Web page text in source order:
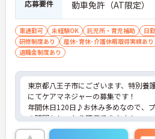
応募要件
動車免許（AT限定）
車通勤可 未経験OK 託児所・育児補助 日
研修制度あり
産休･育休･介護休暇取得実績あり
退職金制度あり
東京都八王子市にございます、特別養
にてケアマネジャーの募集です！
年間休日120日♪お休み多めなので、
の時間もしっかり確保できます！
研修制度もございますので、未経験の